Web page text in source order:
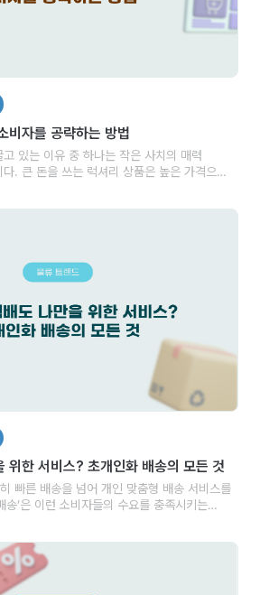
비자를 공략하는 방법
있는 이유 중 하나는 작은 사치의 매력
. 큰 돈을 쓰는 럭셔리 상품은 높은 가격으로
위한 서비스? 초개인화 배송의 모든 것
빠른 배송을 넘어 개인 맞춤형 배송 서비스를
송’은 이런 소비자들의 수요를 충족시키는
상품 전달의 의미를 넘어 브랜드와 고객의
기 때문에 초개인화 배송의 중요성이 더욱